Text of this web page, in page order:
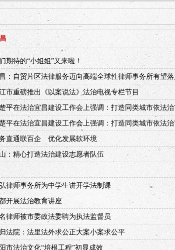
期待的“小姐姐”又来啦！
：自贸片区法律服务迈向高端全球性律师事务所有望落
市重磅推出《以案说法》法治电视专栏节目
平在法治宜昌建设工作会上强调：打造同类城市依法治
平在法治宜昌建设工作会上强调：打造同类城市依法治
直通联百企 优化发展软环境
：精心打造法治建设志愿者队伍
律师事务所为中学生讲开学法制课
开展法治教育讲座
律师被市委政法委聘为执法监督员
法院：法里法外求公正大案小案求公平
市法治文化“培根工程”初显成效